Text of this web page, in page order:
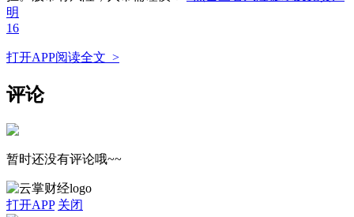
明
16
打开APP阅读全文 >
评论
暂时还没有评论哦~~
打开APP 关闭